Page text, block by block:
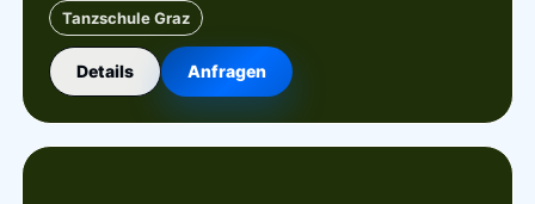
Tanzschule Graz
Details Anfragen